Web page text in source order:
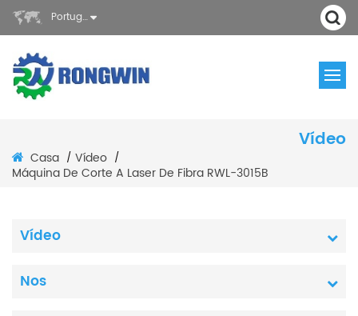
Português
Vídeo
Casa / Vídeo /
Máquina De Corte A Laser De Fibra RWL-3015B
Vídeo
Nos